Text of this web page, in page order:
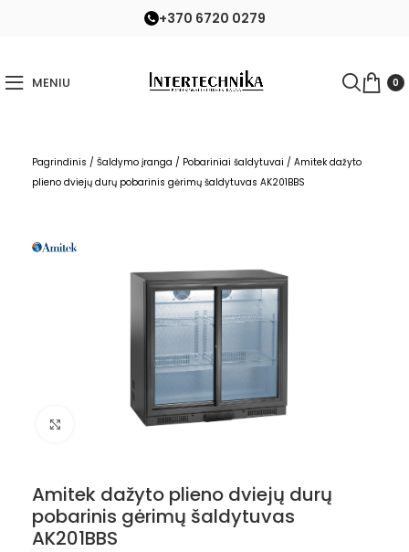
+370 6720 0279
MENIU 0
Pagrindinis / Šaldymo įranga / Pobariniai šaldytuvai / Amitek dažyto
plieno dviejų durų pobarinis gėrimų šaldytuvas AK201BBS
Nuotraukos padidinimas
Amitek dažyto plieno dviejų durų
pobarinis gėrimų šaldytuvas
AK201BBS